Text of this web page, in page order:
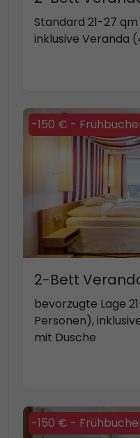
Standard 21-27
inklusive Veranda
-150 € -
2-Bett
bevorzugte Lage
Personen),
mit Dusche
-150 € -